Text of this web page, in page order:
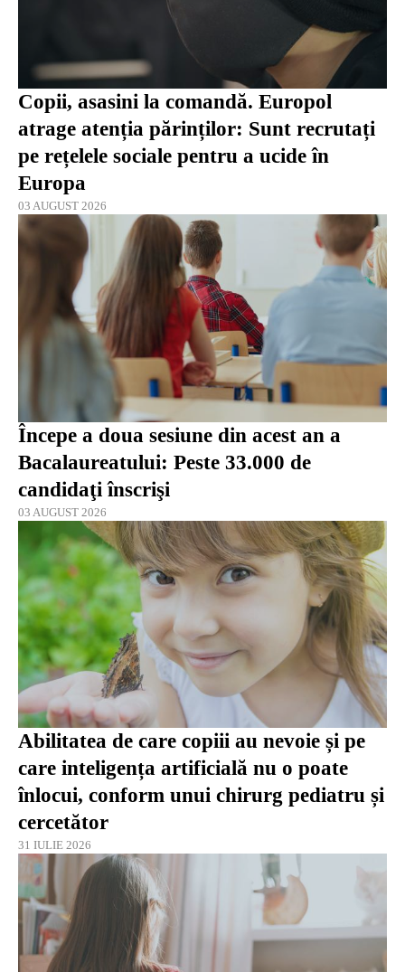
Copii, asasini la comandă. Europol
atrage atenția părinților: Sunt recrutați
pe rețelele sociale pentru a ucide în
Europa
03 AUGUST 2026
Începe a doua sesiune din acest an a
Bacalaureatului: Peste 33.000 de
candidaţi înscrişi
03 AUGUST 2026
Abilitatea de care copiii au nevoie și pe
care inteligența artificială nu o poate
înlocui, conform unui chirurg pediatru și
cercetător
31 IULIE 2026